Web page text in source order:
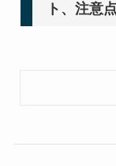
ト、注意